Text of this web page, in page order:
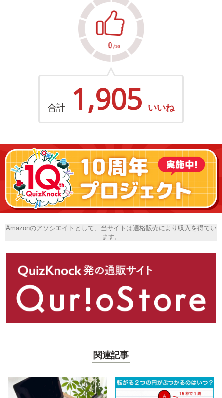
合計 1,905 いいね
Amazonのアソシエイトとして、当サイトは適格販売により収入を得てい
ます。
関連記事